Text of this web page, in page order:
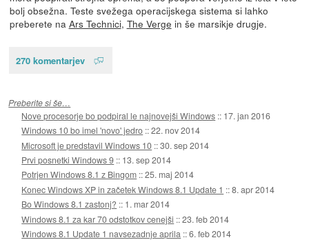
bolj obsežna. Teste svežega operacijskega sistema si lahko
preberete na Ars Technici, The Verge in še marsikje drugje.
270 komentarjev
Preberite si še…
Nove procesorje bo podpiral le najnovejši Windows :: 17. jan 2016
Windows 10 bo imel 'novo' jedro ::22. nov 2014
Microsoft je predstavil Windows 10 ::30. sep 2014
Prvi posnetki Windows 9 :: 13. sep 2014
Potrjen Windows 8.1 z Bingom ::25. maj 2014
Konec Windows XP in začetek Windows 8.1 Update 1 ::8. apr 2014
Bo Windows 8.1 zastonj? :: 1. mar 2014
Windows 8.1 za kar 70 odstotkov cenejši ::23. feb 2014
Windows 8.1 Update 1 navsezadnje aprila ::6. feb 2014